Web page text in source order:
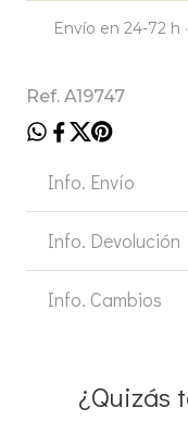
Envío en 24-72 h
Ref. A19747
Info. Envío
Info. Devolución
Info. Cambios
¿Quizás